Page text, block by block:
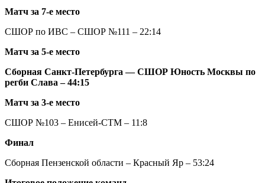
Матч за 7-е место
СШОР по ИВС – СШОР №111 – 22:14
Матч за 5-е место
Сборная Санкт-Петербурга — СШОР Юность Москвы по
регби Слава – 44:15
Матч за 3-е место
СШОР №103 – Енисей-СТМ – 11:8
Финал
Сборная Пензенской области – Красный Яр – 53:24